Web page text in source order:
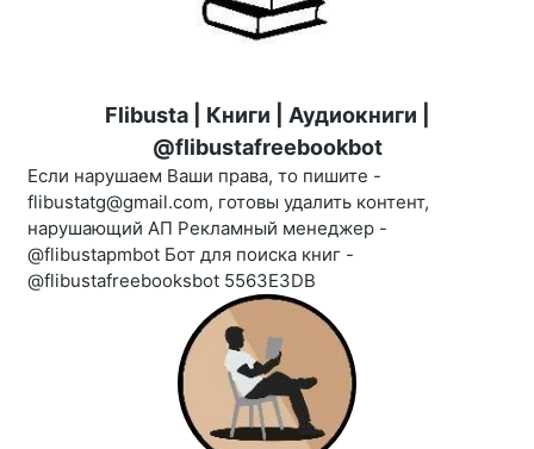
Flibusta | Книги | Аудиокниги |
@flibustafreebookbot
Если нарушаем Ваши права, то пишите -
flibustatg@gmail.com, готовы удалить контент,
нарушающий АП Рекламный менеджер -
@flibustapmbot Бот для поиска книг -
@flibustafreebooksbot 5563E3DB